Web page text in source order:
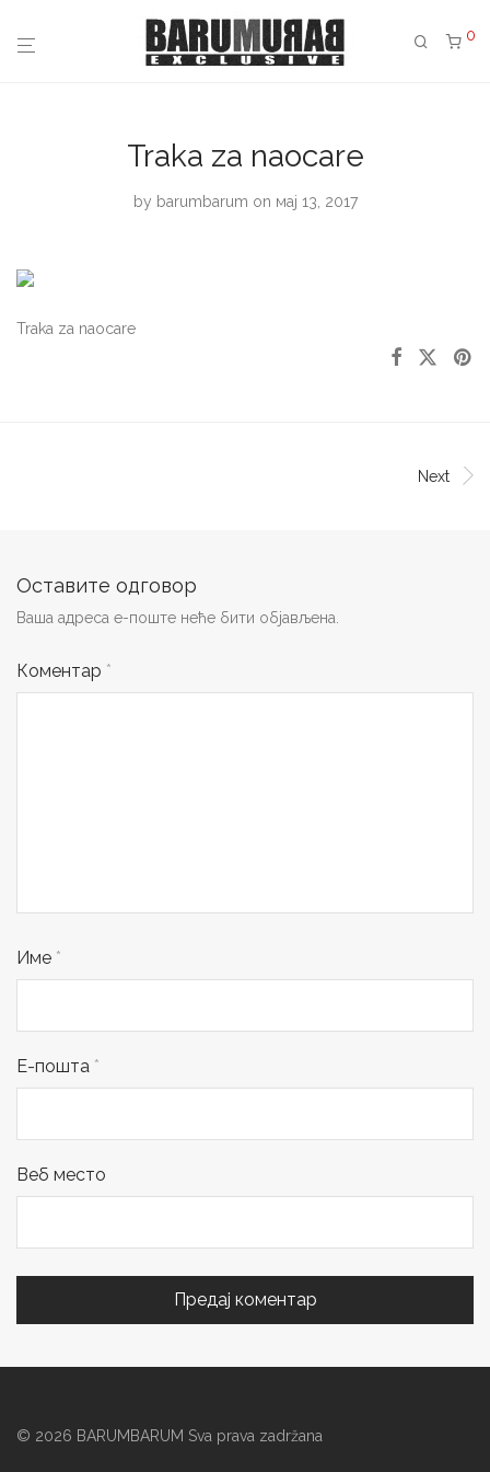
0
Traka za naocare
by barumbarum on мај 13, 2017
Traka za naocare
Next
Оставите одговор
Ваша адреса е-поште неће бити објављена.
Коментар *
Име *
Е-пошта *
Веб место
© 2026 BARUMBARUM Sva prava zadržana